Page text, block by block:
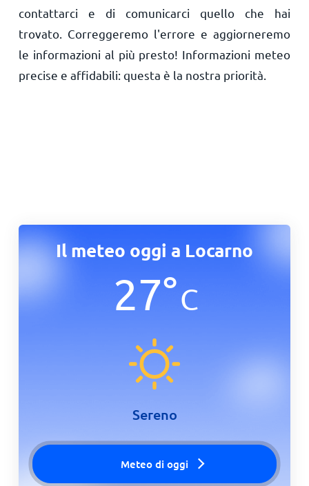
contattarci e di comunicarci quello che hai
trovato. Correggeremo l'errore e aggiorneremo
le informazioni al più presto! Informazioni meteo
precise e affidabili: questa è la nostra priorità.
Il meteo oggi a Locarno
27°C
Sereno
Meteo di oggi